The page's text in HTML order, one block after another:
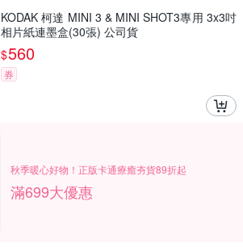
KODAK 柯達 MINI 3 & MINI SHOT3專用 3x3吋
相片紙連墨盒(30張) 公司貨
$560
券
秋季暖心好物！正版卡通療癒夯貨89折起
滿699大優惠